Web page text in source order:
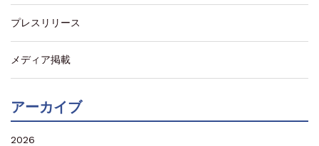
プレスリリース
メディア掲載
アーカイブ
2026